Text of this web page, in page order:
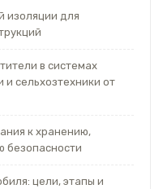
изоляции для
в системах
сельхозтехники от
к хранению,
безопасности
цели, этапы и